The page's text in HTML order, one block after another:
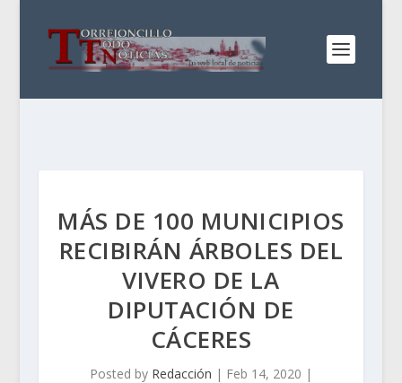
MÁS DE 100 MUNICIPIOS
RECIBIRÁN ÁRBOLES DEL
VIVERO DE LA
DIPUTACIÓN DE
CÁCERES
Posted by Redacción | Feb 14, 2020 |